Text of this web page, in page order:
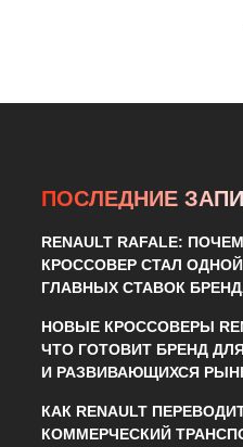
ПОСЛЕДНИЕ
RENAULT RAFALE:
КРОССОВЕР СТАЛ
ГЛАВНЫХ СТАВОК
НОВЫЕ КРОССОВЕРЫ
ЧТО ГОТОВИТ БРЕНД
И РАЗВИВАЮЩИХСЯ
КАК RENAULT
КОММЕРЧЕСКИЙ